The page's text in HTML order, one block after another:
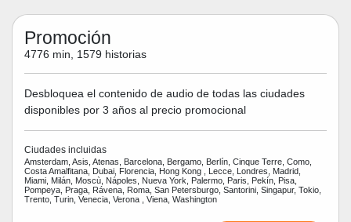
Promoción
4776 min, 1579 historias
Desbloquea el contenido de audio de todas las ciudades
disponibles por 3 años al precio promocional
Ciudades incluidas
Amsterdam, Asis, Atenas, Barcelona, Bergamo, Berlín, Cinque Terre, Como,
Costa Amalfitana, Dubai, Florencia, Hong Kong , Lecce, Londres, Madrid,
Miami, Milán, Moscù, Nápoles, Nueva York, Palermo, Paris, Pekín, Pisa,
Pompeya, Praga, Rávena, Roma, San Petersburgo, Santorini, Singapur, Tokio,
Trento, Turin, Venecia, Verona , Viena, Washington